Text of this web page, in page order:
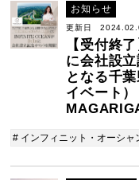
お知らせ
更新日
【受付終
に会社設
となる千
イベート
# インフィニット・オーシャ